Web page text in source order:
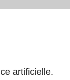
artificielle.